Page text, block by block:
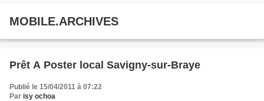
MOBILE.ARCHIVES
Prêt A Poster local Savigny-sur-Braye
Publié le 15/04/2011 à 07:22
Par isy ochoa